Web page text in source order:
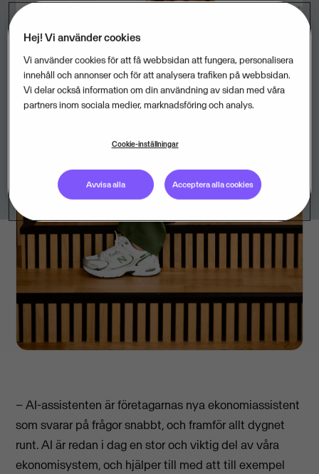
– AI-assistenten är företagarnas nya ekonomiassistent
som svarar på frågor snabbt, och framför allt dygnet
runt. AI är redan i dag en stor och viktig del av våra
ekonomisystem, och hjälper till med att till exempel
Hej! Vi använder cookies
Vi använder cookies för att få webbsidan att fungera, personalisera
innehåll och annonser och för att analysera trafiken på webbsidan.
Vi delar också information om din användning av sidan med våra
partners inom sociala medier, marknadsföring och analys.
Cookie-inställningar
Avvisa alla Acceptera alla cookies